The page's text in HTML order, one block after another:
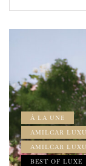
À LA UNE
AMILCAR
AMILCAR
BEST OF LUXE